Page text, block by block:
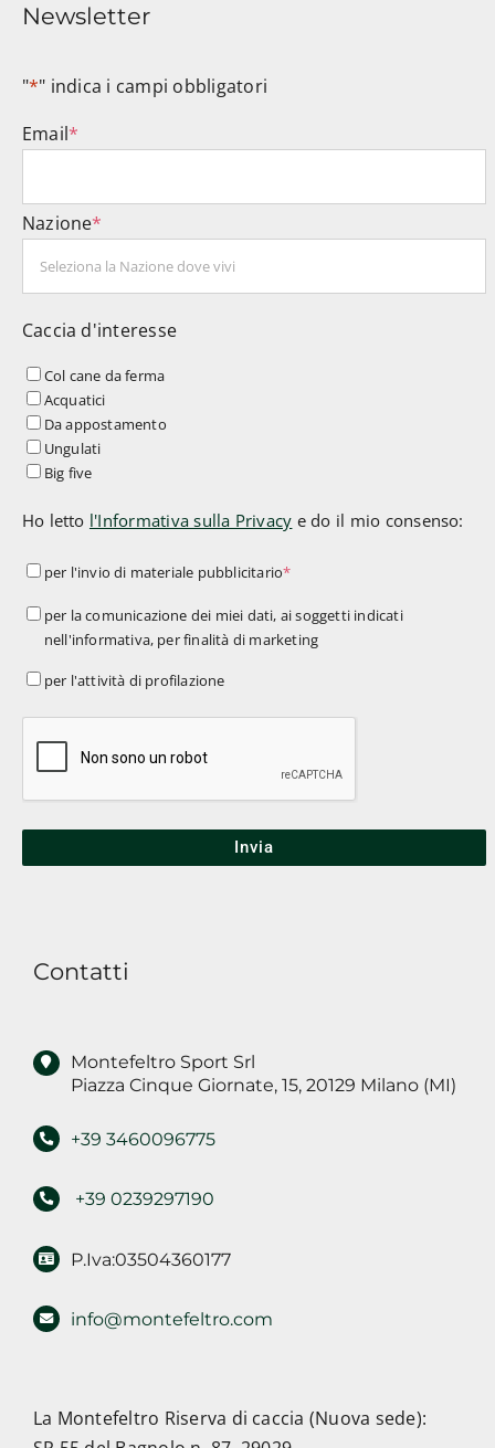
Newsletter
"*" indica i campi obbligatori
Email*
Nazione*
Caccia d'interesse
Col cane da ferma
Acquatici
Da appostamento
Ungulati
Big five
Ho letto l'Informativa sulla Privacy e do il mio consenso:
per
pubblicitario*
per l'invio di materiale pubblicitario*
per
comunicazione
di
per la comunicazione dei miei dati, ai soggetti indicati
nell'informativa, per finalità di marketing
per
di
profilazione
per l'attività di profilazione
Contatti
Montefeltro Sport Srl
Piazza Cinque Giornate, 15, 20129 Milano (MI)
+39 3460096775
+39 0239297190
P.Iva:03504360177
info@montefeltro.com
La Montefeltro Riserva di caccia (Nuova sede):